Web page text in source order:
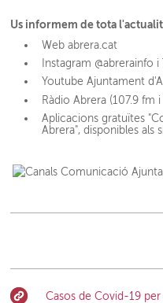
Us informem de tota
Web abrera.cat
Instagram @abrerainfo
Youtube Ajuntament
Ràdio Abrera (107.9 fm
Aplicacions gratuïtes
Abrera", disponibles als
Casos de Covid-19